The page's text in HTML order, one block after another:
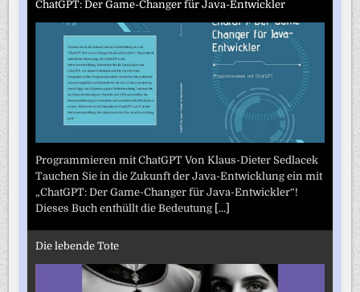
ChatGPT: Der Game-Changer für Java-Entwickler
Programmieren mit ChatGPT Von Klaus-Dieter Sedlacek
Tauchen Sie in die Zukunft der Java-Entwicklung ein mit
„ChatGPT: Der Game-Changer für Java-Entwickler“!
Dieses Buch enthüllt die Bedeutung [...]
Die lebende Tote